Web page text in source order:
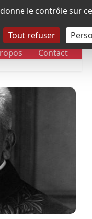
le contrôle sur
Tout refuser
CHRONOLOGIE
Contact